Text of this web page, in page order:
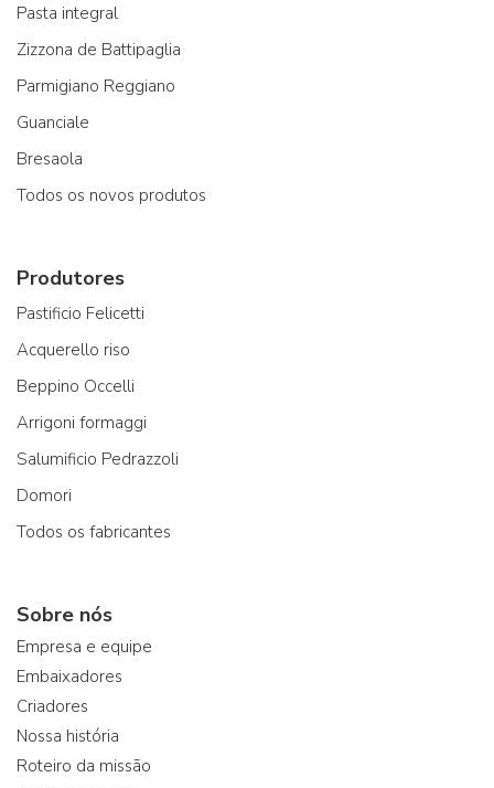
Pasta integral
Zizzona de Battipaglia
Parmigiano Reggiano
Guanciale
Bresaola
Todos os novos produtos
Produtores
Pastificio Felicetti
Acquerello riso
Beppino Occelli
Arrigoni formaggi
Salumificio Pedrazzoli
Domori
Todos os fabricantes
Sobre nós
Empresa e equipe
Embaixadores
Criadores
Nossa história
Roteiro da missão